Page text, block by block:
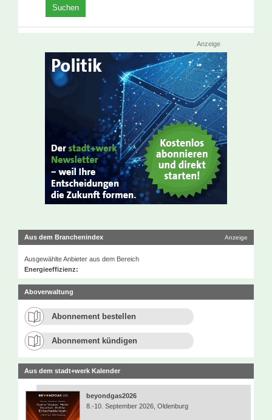
Anzeige
Aus dem Branchenindex Anzeige
Ausgewählte Anbieter aus dem Bereich
Energieeffizienz:
Aboverwaltung
Abonnement bestellen
Abonnement kündigen
Aus dem stadt+werk Kalender
beyondgas2026
8.-10. September 2026, Oldenburg